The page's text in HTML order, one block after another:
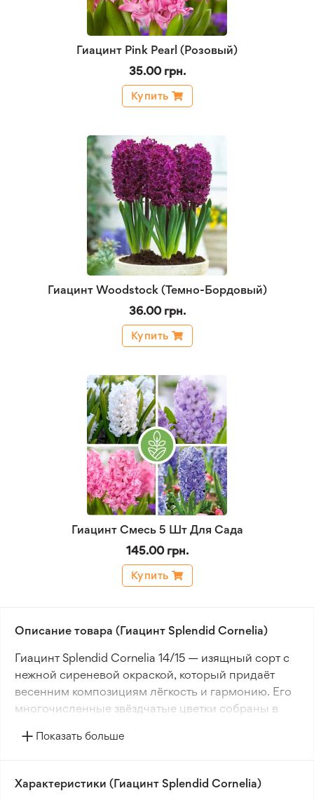
Гиацинт Pink Pearl (Розовый)
35.00 грн.
Купить
Гиацинт Woodstock (Темно-Бордовый)
36.00 грн.
Купить
Гиацинт Смесь 5 Шт Для Сада
145.00 грн.
Купить
Описание товара (Гиацинт Splendid Cornelia)
Гиацинт Splendid Cornelia 14/15 — изящный сорт с
нежной сиреневой окраской, который придаёт
весенним композициям лёгкость и гармонию. Его
многочисленные звёздчатые цветки собраны в
приятным ароматом. Растение достигает высоты
для создания аккуратных декоративных акцентов
в саду.
Показать больше
Характеристики (Гиацинт Splendid Cornelia)